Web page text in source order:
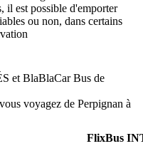
il est possible d'emporter
ou non, dans certains
et BlaBlaCar Bus de
voyagez de Perpignan à
FlixBus